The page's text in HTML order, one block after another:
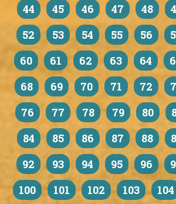
44
45 46 47 48
52
53 54 55 56
60
61 62 63 64
68
69 70 71 72
76
77 78 79 80
84
85 86 87 88
92
93 94 95 96
100
101 102 103 104